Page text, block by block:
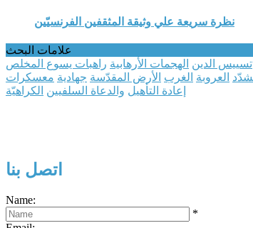
نظرة سريعة علي وثيقة المثقفين الفرنسيّين
علامات البحث
تسييس الدين الهجمات الأرهابية راهبات يسوع المخلص
العروبة الغرب الأرض المقدّسة جهادية معسكرات
إعادة التأهيل والدعاة السلفيين الكراهيّة
اتصل بنا
Name:
*